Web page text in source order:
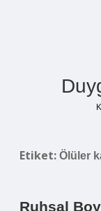
Etiket: Ölüler
Ruhsal